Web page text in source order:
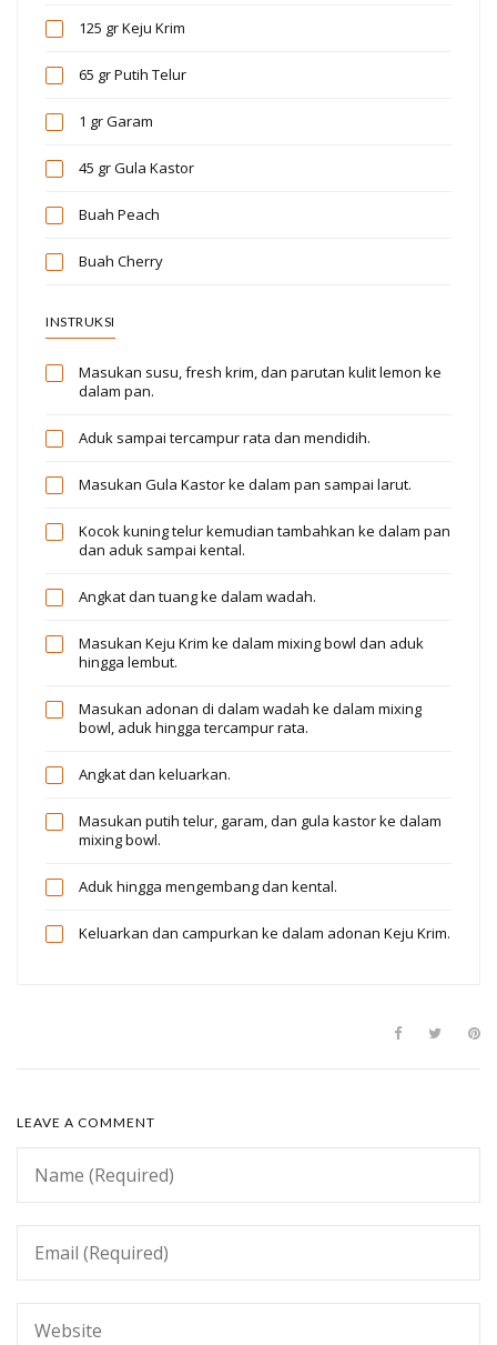
125 grKeju Krim
65 grPutih Telur
1 grGaram
45 grGula Kastor
Buah Peach
Buah Cherry
INSTRUKSI
Masukan susu, fresh krim, dan parutan kulit lemon ke
dalam pan.
Aduk sampai tercampur rata dan mendidih.
Masukan Gula Kastor ke dalam pan sampai larut.
Kocok kuning telur kemudian tambahkan ke dalam pan
dan aduk sampai kental.
Angkat dan tuang ke dalam wadah.
Masukan Keju Krim ke dalam mixing bowl dan aduk
hingga lembut.
Masukan adonan di dalam wadah ke dalam mixing
bowl, aduk hingga tercampur rata.
Angkat dan keluarkan.
Masukan putih telur, garam, dan gula kastor ke dalam
mixing bowl.
Aduk hingga mengembang dan kental.
Keluarkan dan campurkan ke dalam adonan Keju Krim.
LEAVE A COMMENT